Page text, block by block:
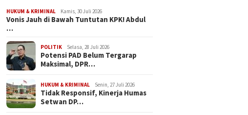
HUKUM & KRIMINAL Kamis, 30 Juli 2026
Vonis Jauh di Bawah Tuntutan KPK! Abdul
…
POLITIK Selasa, 28 Juli 2026
Potensi PAD Belum Tergarap
Maksimal, DPR…
HUKUM & KRIMINAL Senin, 27 Juli 2026
Tidak Responsif, Kinerja Humas
Setwan DP…